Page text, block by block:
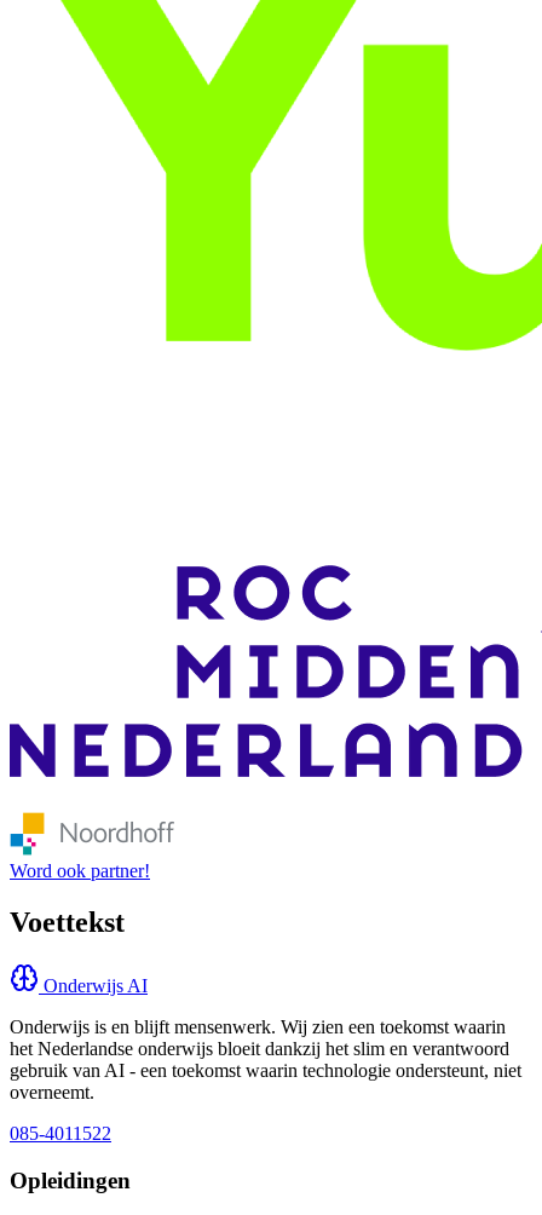
Word ook partner!
Voettekst
Onderwijs AI
Onderwijs is en blijft mensenwerk. Wij zien een toekomst waarin
het Nederlandse onderwijs bloeit dankzij het slim en verantwoord
gebruik van AI - een toekomst waarin technologie ondersteunt, niet
overneemt.
085-4011522
Opleidingen